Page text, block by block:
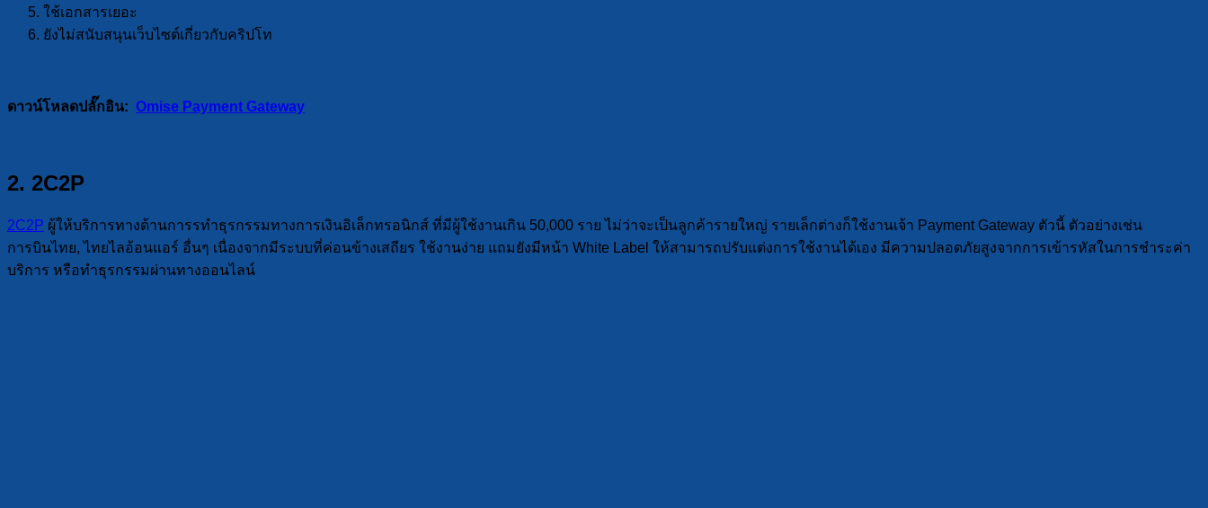
ใช้เอกสารเยอะ
ยังไม่สนับสนุนเว็บไซต์เกี่ยวกับคริปโท
ดาวน์โหลดปลั๊กอิน: Omise Payment Gateway
2. 2C2P
2C2P ผู้ให้บริการทางด้านการรทำธุรกรรมทางการเงินอิเล็กทรอนิกส์ ที่มีผู้ใช้งานเกิน 50,000 ราย ไม่ว่าจะเป็นลูกค้ารายใหญ่ รายเล็กต่างก็ใช้งานเจ้า Payment Gateway ตัวนี้ ตัวอย่างเช่น
การบินไทย, ไทยไลอ้อนแอร์ อื่นๆ เนื่องจากมีระบบที่ค่อนข้างเสถียร ใช้งานง่าย แถมยังมีหน้า White Label ให้สามารถปรับแต่งการใช้งานได้เอง มีความปลอดภัยสูงจากการเข้ารหัสในการชำระค่า
บริการ หรือทำธุรกรรมผ่านทางออนไลน์